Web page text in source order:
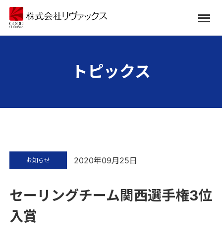
トピックス
セーリングチーム関西選手権3位
入賞
お知らせ 2020年09月25日